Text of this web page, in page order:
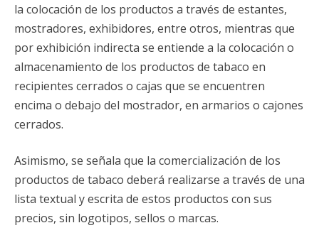
la colocación de los productos a través de estantes,
mostradores, exhibidores, entre otros, mientras que
por exhibición indirecta se entiende a la colocación o
almacenamiento de los productos de tabaco en
recipientes cerrados o cajas que se encuentren
encima o debajo del mostrador, en armarios o cajones
cerrados.
Asimismo, se señala que la comercialización de los
productos de tabaco deberá realizarse a través de una
lista textual y escrita de estos productos con sus
precios, sin logotipos, sellos o marcas.